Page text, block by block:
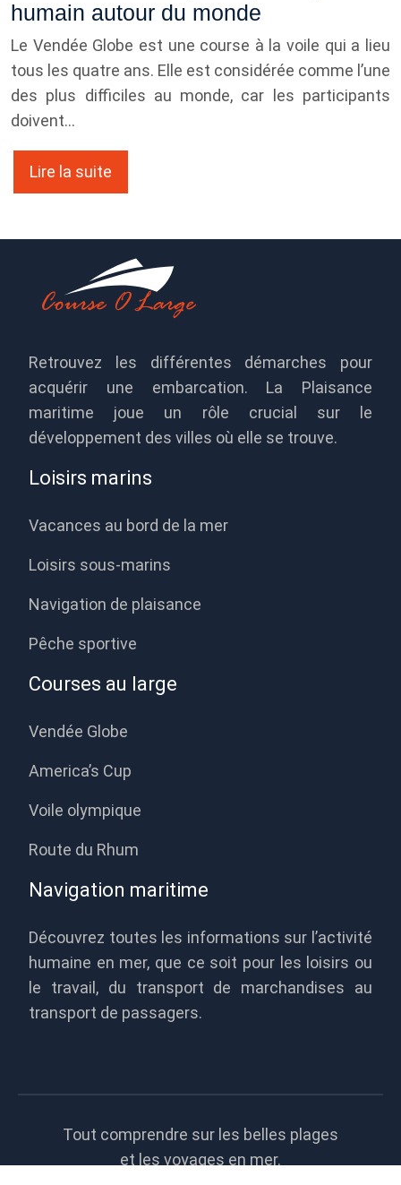
humain autour du monde
Le Vendée Globe est une course à la voile qui a lieu
tous les quatre ans. Elle est considérée comme l’une
des plus difficiles au monde, car les participants
doivent…
Lire la suite
Retrouvez les différentes démarches pour
acquérir une embarcation. La Plaisance
maritime joue un rôle crucial sur le
développement des villes où elle se trouve.
Loisirs marins
Vacances au bord de la mer
Loisirs sous-marins
Navigation de plaisance
Pêche sportive
Courses au large
Vendée Globe
America’s Cup
Voile olympique
Route du Rhum
Navigation maritime
Découvrez toutes les informations sur l’activité
humaine en mer, que ce soit pour les loisirs ou
le travail, du transport de marchandises au
transport de passagers.
Tout comprendre sur les belles plages
et les voyages en mer.